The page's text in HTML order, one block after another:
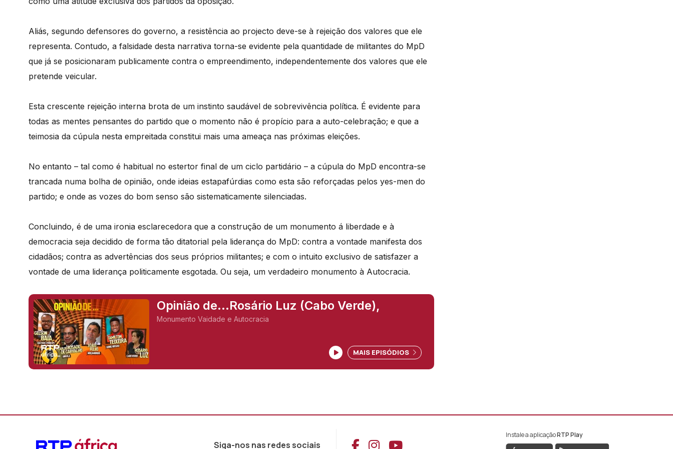
Aliás, segundo defensores do governo, a resistência ao projecto deve-se à rejeição dos valores que ele
representa. Contudo, a falsidade desta narrativa torna-se evidente pela quantidade de militantes do MpD
que já se posicionaram publicamente contra o empreendimento, independentemente dos valores que ele
pretende veicular.
Esta crescente rejeição interna brota de um instinto saudável de sobrevivência política. É evidente para
todas as mentes pensantes do partido que o momento não é propício para a auto-celebração; e que a
teimosia da cúpula nesta empreitada constitui mais uma ameaça nas próximas eleições.
No entanto – tal como é habitual no estertor final de um ciclo partidário – a cúpula do MpD encontra-se
trancada numa bolha de opinião, onde ideias estapafúrdias como esta são reforçadas pelos yes-men do
partido; e onde as vozes do bom senso são sistematicamente silenciadas.
Concluindo, é de uma ironia esclarecedora que a construção de um monumento á liberdade e à
democracia seja decidido de forma tão ditatorial pela liderança do MpD: contra a vontade manifesta dos
cidadãos; contra as advertências dos seus próprios militantes; e com o intuito exclusivo de satisfazer a
vontade de uma liderança politicamente esgotada. Ou seja, um verdadeiro monumento à Autocracia.
Opinião de...Rosário Luz (Cabo Verde),
Monumento Vaidade e Autocracia
MAIS EPISÓDIOS
Siga-nos nas redes sociais Aceder ao Facebook da RTP África
Aceder ao Instagram da RTP África
Aceder ao YouTube da RTP África
Instale a aplicaçãoRTP Play